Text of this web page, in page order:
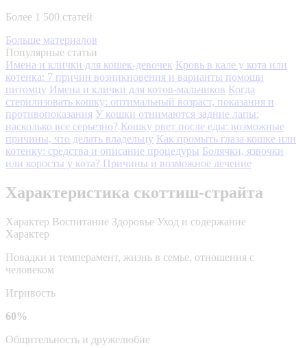
Более 1 500 статей
Больше материалов
Популярные статьи
Имена и клички для кошек-девочек Кровь в кале у кота или
котенка: 7 причин возникновения и варианты помощи
питомцу Имена и клички для котов-мальчиков Когда
стерилизовать кошку: оптимальный возраст, показания и
противопоказания У кошки отнимаются задние лапы:
насколько все серьезно? Кошку рвет после еды: возможные
причины, что делать владельцу Как промыть глаза кошке или
котенку: средства и описание процедуры Болячки, язвочки
или коросты у кота? Причины и возможное лечение
Характеристика скоттиш-страйта
Характер Воспитание Здоровье Уход и содержание
Характер
Повадки и темперамент, жизнь в семье, отношения с
человеком
Игривость
60%
Общительность и дружелюбие